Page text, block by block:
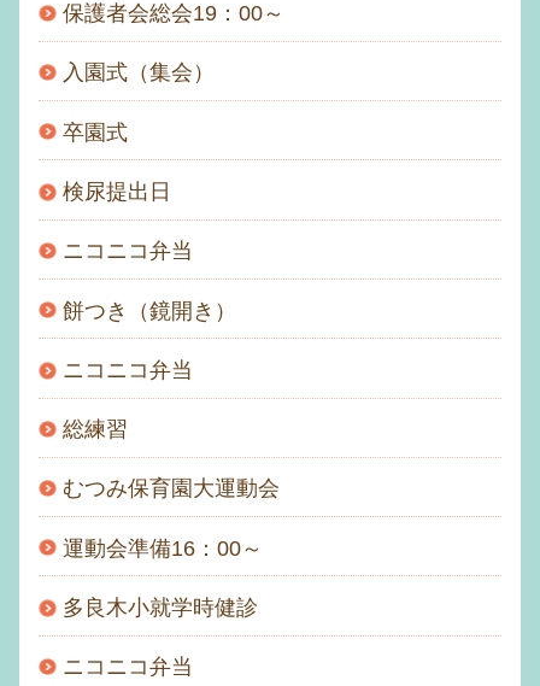
保護者会総会19：00～
入園式（集会）
卒園式
検尿提出日
ニコニコ弁当
餅つき（鏡開き）
ニコニコ弁当
総練習
むつみ保育園大運動会
運動会準備16：00～
多良木小就学時健診
ニコニコ弁当